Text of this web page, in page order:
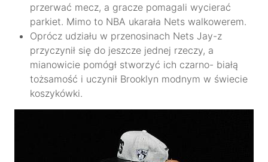
przerwać mecz, a gracze pomagali wycierać
parkiet. Mimo to NBA ukarała Nets walkowerem.
Oprócz udziału w przenosinach Nets Jay-z
przyczynił się do jeszcze jednej rzeczy, a
mianowicie pomógł stworzyć ich czarno- białą
tożsamość i uczynił Brooklyn modnym w świecie
koszykówki.